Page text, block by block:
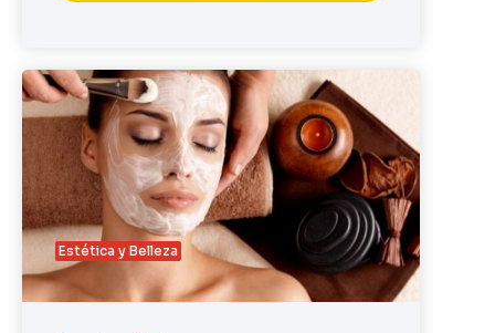
Estética y Belleza